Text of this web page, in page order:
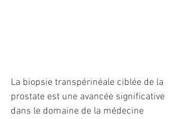
La biopsie transpérinéale ciblée de la
prostate est une avancée significative
dans le domaine de la médecine